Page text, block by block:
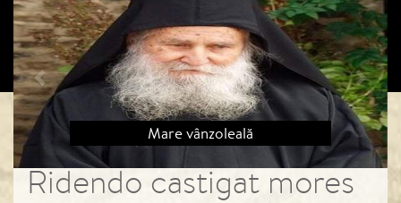
Mare vânzoleală
Ridendo castigat mores